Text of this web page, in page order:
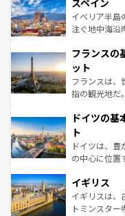
ろん、トスカ
景など、自然
ピザやパスタ
ませてくれる
なお、新着の
しい。
スペイン
イベリア半島
注ぐ地中海沿
文化が根付く
れる闘牛、そ
る。首都マド
アートに溢れ
せる。地方に
ンテンツ一覧
フランスの
ット
フランスは、
指の観光地だ
で、幅広い魅
聖堂、美しい
から魅了する
れ、フランス
香り高いラベ
らに、パリ
も豊かな歴史
ドイツの基
ト
ドイツは、
の中心に位置
顔を持つこの
ルリンの文化
してライン川
イギリス
イギリスは、
トミンスター